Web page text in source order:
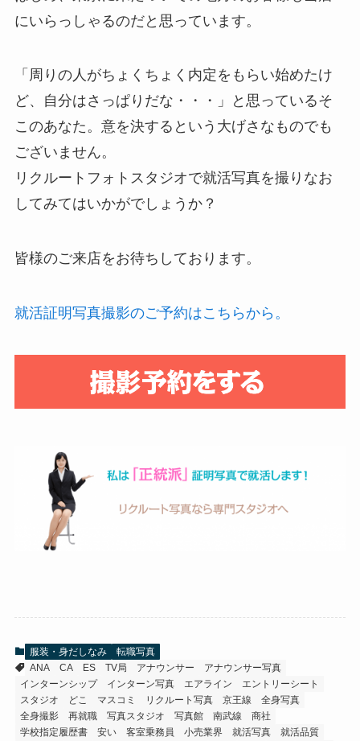
にいらっしゃるのだと思っています。
「周りの人がちょくちょく内定をもらい始めたけ
ど、自分はさっぱりだな・・・」と思っているそ
このあなた。意を決するという大げさなものでも
ございません。
リクルートフォトスタジオで就活写真を撮りなお
してみてはいかがでしょうか？
皆様のご来店をお待ちしております。
就活証明写真撮影のご予約はこちらから。
服装・身だしなみ
転職写真
ANA
CA ES TV局 アナウンサー
アナウンサー写真
インターンシップ
インターン写真 エアライン
エントリーシート
スタジオ
どこ マスコミ リクルート写真 京王線
全身写真
全身撮影
再就職 写真スタジオ 写真館 南武線
商社
学校指定履歴書
安い 客室乗務員 小売業界 就活写真
就活品質